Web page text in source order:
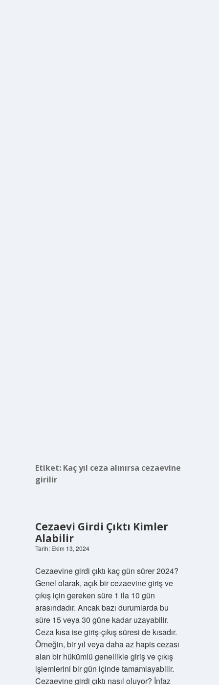
Etiket: Kaç yıl ceza alınırsa cezaevine
girilir
Cezaevi Girdi Çıktı Kimler
Alabilir
Tarih: Ekim 13, 2024
Cezaevine girdi çıktı kaç gün sürer 2024?
Genel olarak, açık bir cezaevine giriş ve
çıkış için gereken süre 1 ila 10 gün
arasındadır. Ancak bazı durumlarda bu
süre 15 veya 30 güne kadar uzayabilir.
Ceza kısa ise giriş-çıkış süresi de kısadır.
Örneğin, bir yıl veya daha az hapis cezası
alan bir hükümlü genellikle giriş ve çıkış
işlemlerini bir gün içinde tamamlayabilir.
Cezaevine girdi çıktı nasıl oluyor? İnfaz